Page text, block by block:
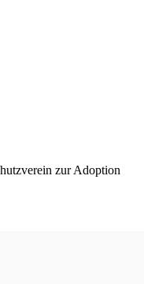
zur Adoption